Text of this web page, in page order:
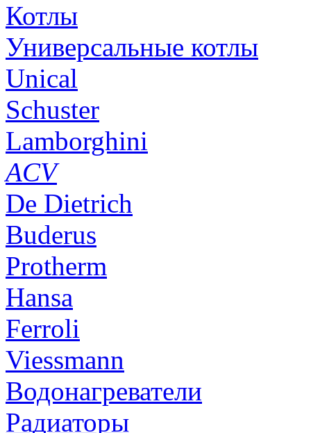
Котлы
Универсальные котлы
Unical
Schuster
Lamborghini
ACV
De Dietrich
Buderus
Protherm
Hansa
Ferroli
Viessmann
Водонагреватели
Радиаторы